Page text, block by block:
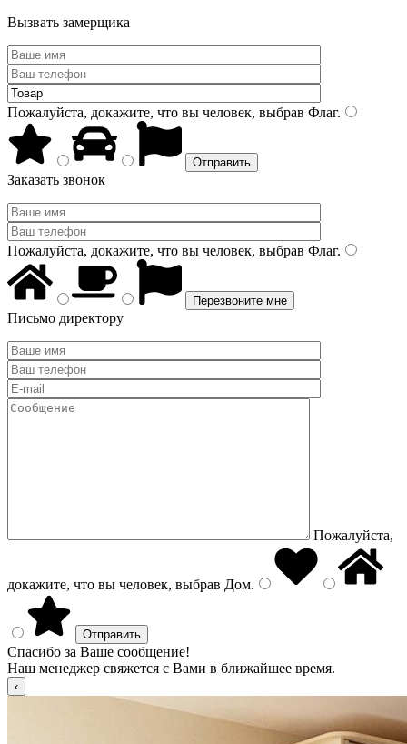
Вызвать замерщика
Пожалуйста, докажите, что вы человек, выбрав Флаг.
Заказать звонок
Пожалуйста, докажите, что вы человек, выбрав Флаг.
Письмо директору
Пожалуйста,
докажите, что вы человек, выбрав Дом.
Спасибо за Ваше сообщение!
Наш менеджер свяжется с Вами в ближайшее время.